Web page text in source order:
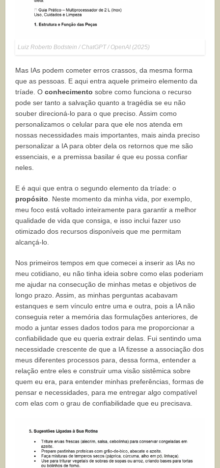
Luiz Roberto Bodstein / ChatGPT / OpenAI (2025)
Mas IAs podem cometer erros crassos, da mesma forma
que as pessoas. E aqui entra aquele primeiro elemento da
tríade. Oconhecimento sobre como funciona o recurso
pode ser tanto a salvação quanto a tragédia se eu não
souber direcioná-lo para o que preciso. Assim como
personalizamos o celular para que ele nos atenda em
nossas necessidades mais importantes, mais ainda preciso
personalizar a IA para obter dela os retornos que me são
essenciais, e a premissa basilar é que eu possa confiar
neles.
E é aqui que entra o segundo elemento da tríade: o
propósito . Neste momento da minha vida, por exemplo,
meu foco está voltado inteiramente para garantir a melhor
qualidade de vida que consiga, e isso inclui fazer uso
otimizado dos recursos disponíveis que me permitam
alcançá-lo.
Nos primeiros tempos em que comecei a inserir as IAs no
meu cotidiano, eu não tinha ideia sobre como elas poderiam
me ajudar na consecução de minhas metas e objetivos de
longo prazo. Assim, as minhas perguntas acabavam
estanques e sem vínculo entre uma e outra, pois a IA não
conseguia reter a memória das formulações anteriores, de
modo a juntar esses dados todos para me proporcionar a
confiabilidade que eu queria extrair delas. Fui sentindo uma
necessidade crescente de que a IA fizesse a associação dos
meus diferentes processos para, dessa forma, entender a
relação entre eles e construir uma visão sistêmica sobre
quem eu era, para entender minhas preferências, formas de
pensar e necessidades, para me entregar algo compatível
com elas com o grau de confiabilidade que eu precisava.